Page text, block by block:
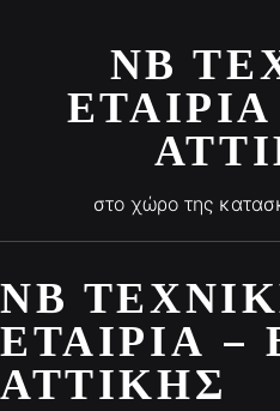
ΝΒ
στο χώρο της
ΝΒ
ΕΤΑΙΡΊΑ –
ΑΤΤΙΚΉΣ